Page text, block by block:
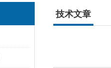
技术文章